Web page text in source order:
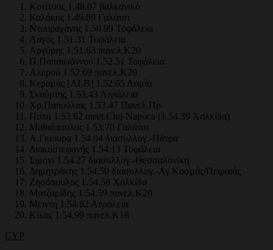
Κοτίτσας 1.48.07 βαλκανικό
Καλάκος 1.49.89 Γαλάτσι
Ντουραχάνης 1.50.99 Τοφάλεια
Λαγός 1.51.31 Τοφάλεια
Αργύρης 1.51.63 πανελ.Κ20
Π.Παπαιωάννου 1.52.51 Τοφάλεια
Αλερού 1.52.69 πανελ.Κ20
Κεραμάς [ALB] 1.52.65 Λαμία
Σκούρτης 1.53.43 Αιγιάλεια
Χρ.Παπούλιας 1.53.47 Πανελ.Πρ.
Ποπα 1.53.62 meet.Cluj-Napoca (1.54.39 Χαλκίδα)
Μαθιόπουλος 1.53.70 Γαλάτσι
Α.Γκιουρα 1.54.04 διασυλλογ.-Πάτρα
Διακοστεφανής 1.54.13 Τοφάλεια
Σιμονι 1.54.27 διασυλλογ.-Θεσσαλονίκη
Δημητράκης 1.54.50 διασυλλογ.-Αγ.Κοσμάς/Πειραιάς
Ζησόπουλος 1.54.58 Χαλκίδα
Ματζαρίδης 1.54.59 πανελ.Κ20
Μειντη 1.54.62 Αιγιάλεια
Κίκας 1.54.99 πανελ.Κ18
CYP